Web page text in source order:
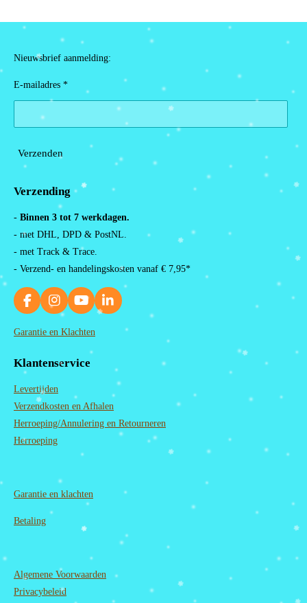
Nieuwsbrief aanmelding:
E-mailadres *
Verzenden
Verzending
- Binnen 3 tot 7 werkdagen.
- met DHL, DPD & PostNL.
- met Track & Trace.
- Verzend- en handelingskosten vanaf € 7,95*
F
c
o
k
I
s
g
a
m
Y
u
b
L
n
Garantie en Klachten
Klantenservice
Levertijden
Verzendkosten en Afhalen
Herroeping/Annulering en Retourneren
Herroeping
Garantie en klachten
Betaling
Algemene Voorwaarden
Privacybeleid